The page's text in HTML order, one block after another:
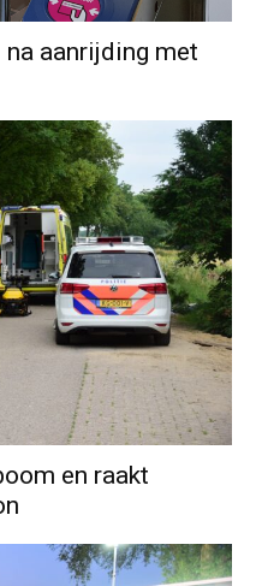
aanrijding met
en raakt